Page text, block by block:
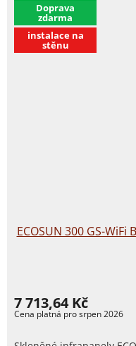
​Doprava
zdarma
instalace na
stěnu
ECOSUN 300 GS-
7 713,64 Kč